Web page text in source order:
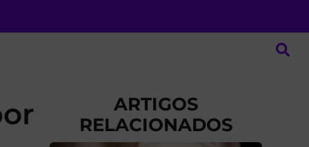
ARTIGOS
RELACIONADOS